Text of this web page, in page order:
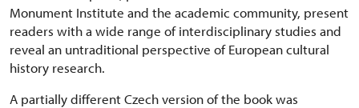
Monument Institute and the academic community, present
readers with a wide range of interdisciplinary studies and
reveal an untraditional perspective of European cultural
history research.
A partially different Czech version of the book was